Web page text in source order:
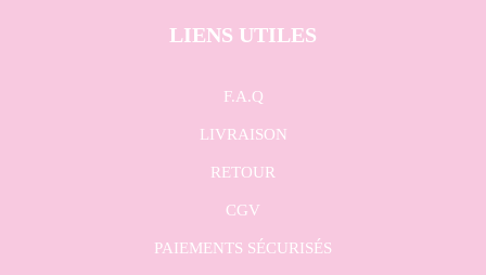
LIENS UTILES
F.A.Q
LIVRAISON
RETOUR
CGV
PAIEMENTS SÉCURISÉS